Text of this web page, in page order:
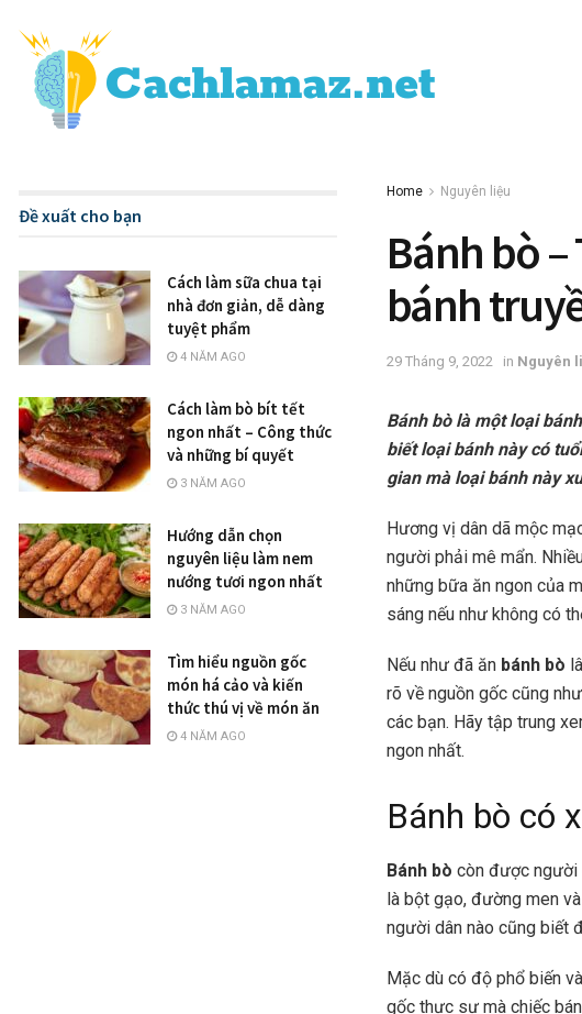
Home Nguyên liệu
Bánh bò
bánh
29 Tháng 9, 2022 in Nguyên
Bánh bò là một loại
biết loại bánh này có
gian mà loại bánh này
Hương vị dân dã mộc
người phải mê mẩn.
những bữa ăn ngon của
sáng nếu như không có
Nếu như đã ăn bánh bò
rõ về nguồn gốc cũng
các bạn. Hãy tập trung
ngon nhất.
Bánh bò có
Bánh bò còn được người
là bột gạo, đường men
người dân nào cũng biết
Mặc dù có độ phổ biến
gốc thực sự mà chiếc
Đề xuất cho bạn
Cách làm sữa chua tại
nhà đơn giản, dễ dàng
tuyệt phẩm
4 NĂM AGO
Cách làm bò bít tết
ngon nhất – Công thức
và những bí quyết
3 NĂM AGO
Hướng dẫn chọn
nguyên liệu làm nem
nướng tươi ngon nhất
3 NĂM AGO
Tìm hiểu nguồn gốc
món há cảo và kiến
thức thú vị về món ăn
4 NĂM AGO